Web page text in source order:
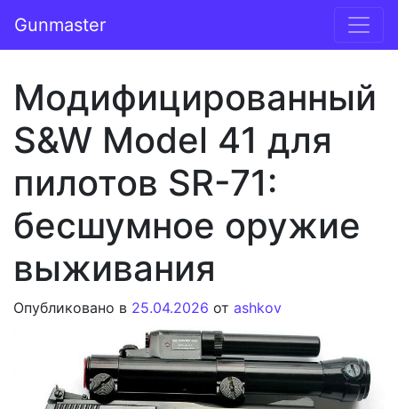
Основная навигация
Gunmaster
Модифицированный
S&W Model 41 для
пилотов SR-71:
бесшумное оружие
выживания
Опубликовано в 25.04.2026 от ashkov